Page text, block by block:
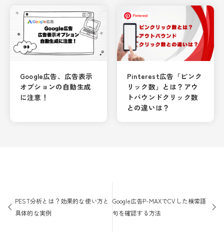
Google広告、広告表示
オプションの自動生成
に注意！
Pinterest広告「ピンク
リック数」とは？アウ
トバウンドクリック数
との違いは？
ナ
ビ
PEST分析とは？効果的な使い方と
具体的な実例
Google広告P-MAXでCVした検索語
句を確認する方法